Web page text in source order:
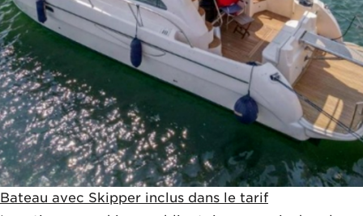
Bateau avec Skipper inclus dans le tarif